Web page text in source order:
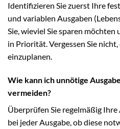
Identifizieren Sie zuerst Ihre
und variablen Ausgaben
Sie, wieviel Sie sparen möchten
in Priorität. Vergessen Sie
einzuplanen.
Wie kann ich unnötige
vermeiden?
Überprüfen Sie regelmäßig Ihre
bei jeder Ausgabe, ob diese